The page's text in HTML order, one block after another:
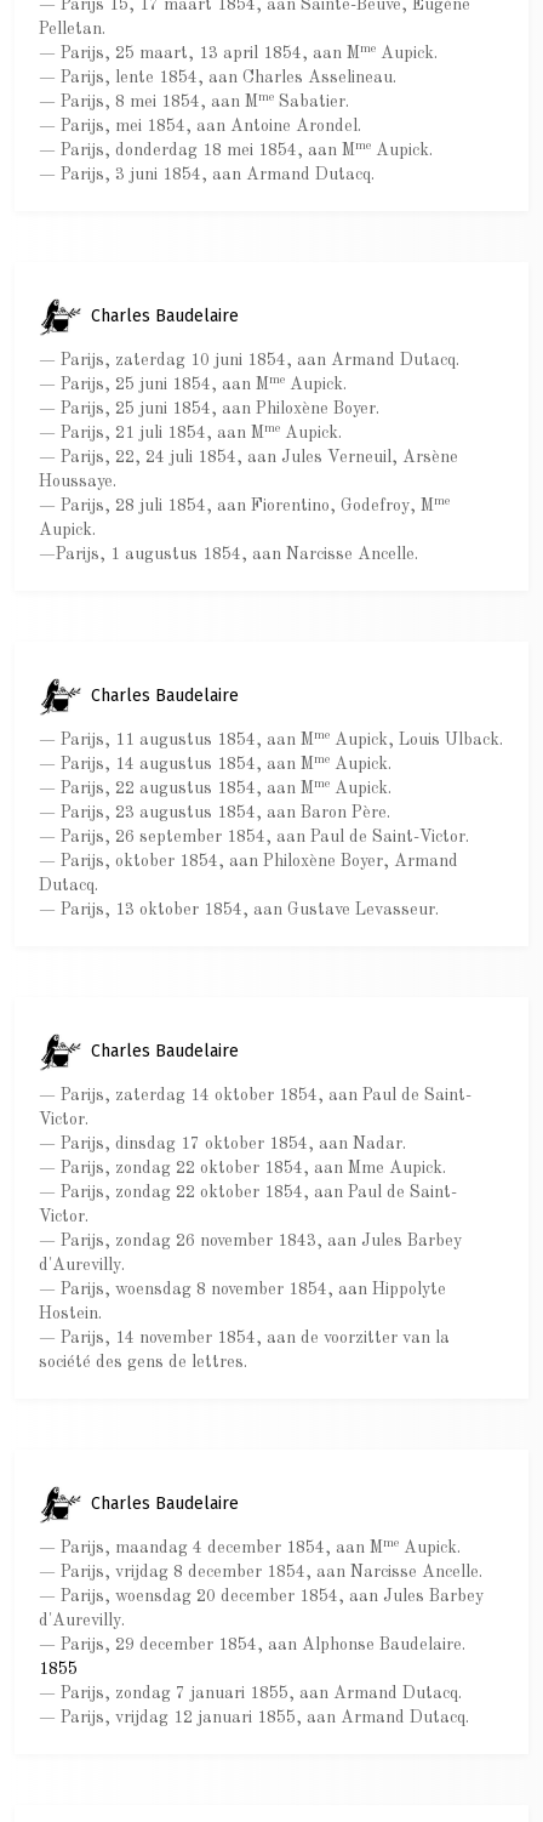
— Parijs 15, 17 maart 1854, aan Sainte-Beuve, Eugène
Pelletan.
— Parijs, 25 maart, 13 april 1854, aan Mme Aupick.
— Parijs, lente 1854, aan Charles Asselineau.
— Parijs, 8 mei 1854, aan Mme Sabatier.
— Parijs, mei 1854, aan Antoine Arondel.
— Parijs, donderdag 18 mei 1854, aan Mme Aupick.
— Parijs, 3 juni 1854, aan Armand Dutacq.
Charles Baudelaire
— Parijs, zaterdag 10 juni 1854, aan Armand Dutacq.
— Parijs, 25 juni 1854, aan Mme Aupick.
— Parijs, 25 juni 1854, aan Philoxène Boyer.
— Parijs, 21 juli 1854, aan Mme Aupick.
— Parijs, 22, 24 juli 1854, aan Jules Verneuil, Arsène
Houssaye.
— Parijs, 28 juli 1854, aan Fiorentino, Godefroy, Mme
Aupick.
—Parijs, 1 augustus 1854, aan Narcisse Ancelle.
Charles Baudelaire
— Parijs, 11 augustus 1854, aan Mme Aupick, Louis Ulback.
— Parijs, 14 augustus 1854, aan Mme Aupick.
— Parijs, 22 augustus 1854, aan Mme Aupick.
— Parijs, 23 augustus 1854, aan Baron Père.
— Parijs, 26 september 1854, aan Paul de Saint-Victor.
— Parijs, oktober 1854, aan Philoxène Boyer, Armand
Dutacq.
— Parijs, 13 oktober 1854, aan Gustave Levasseur.
Charles Baudelaire
— Parijs, zaterdag 14 oktober 1854, aan Paul de Saint-
Victor.
— Parijs, dinsdag 17 oktober 1854, aan Nadar.
— Parijs, zondag 22 oktober 1854, aan Mme Aupick.
— Parijs, zondag 22 oktober 1854, aan Paul de Saint-
Victor.
— Parijs, zondag 26 november 1843, aan Jules Barbey
d'Aurevilly.
— Parijs, woensdag 8 november 1854, aan Hippolyte
Hostein.
— Parijs, 14 november 1854, aan de voorzitter van la
société des gens de lettres.
Charles Baudelaire
— Parijs, maandag 4 december 1854, aan Mme Aupick.
— Parijs, vrijdag 8 december 1854, aan Narcisse Ancelle.
— Parijs, woensdag 20 december 1854, aan Jules Barbey
d'Aurevilly.
— Parijs, 29 december 1854, aan Alphonse Baudelaire.
1855
— Parijs, zondag 7 januari 1855, aan Armand Dutacq.
— Parijs, vrijdag 12 januari 1855, aan Armand Dutacq.